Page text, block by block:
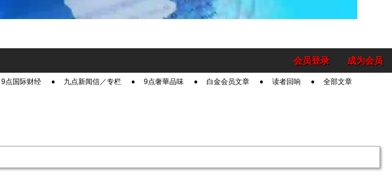
成为会员
会员登录
9点国际财经 九点新闻信／专栏 9点奢華品味 白金会员文章 读者回响 全部文章